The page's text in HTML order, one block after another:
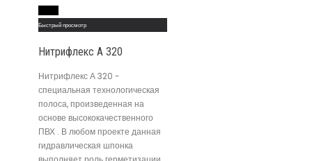
Быстрый просмотр
Нитрифлекс А 320
Нитрифлекс А 320 -
специальная технологическая
полоса, произведенная на
основе высококачественного
ПВХ . В любом проекте данная
гидравлическая шпонка